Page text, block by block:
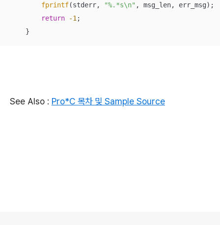
fprintf(stderr, "%.*s\n" , msg_len, err_msg);
return
-1 ;
    }
See Also : Pro*C 목차 및 Sample Source